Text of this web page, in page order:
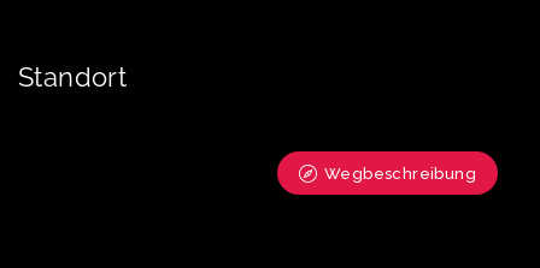
Standort
Wegbeschreibung